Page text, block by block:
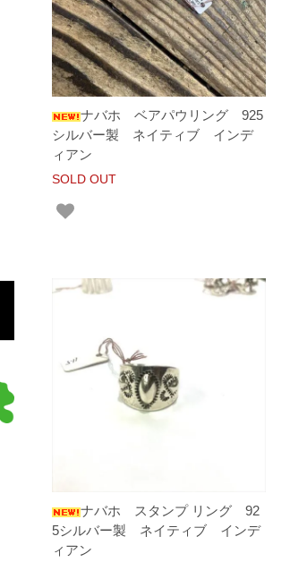
ナバホ ベアパウリング 925
シルバー製 ネイティブ インデ
ィアン
SOLD OUT
ナバホ スタンプ リング 92
5シルバー製 ネイティブ インデ
ィアン